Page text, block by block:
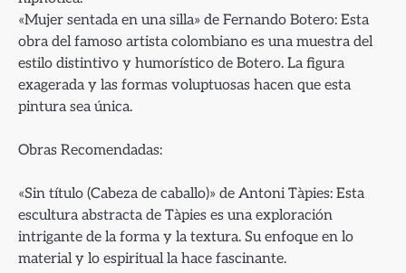
«Mujer sentada en una silla» de Fernando Botero: Esta
obra del famoso artista colombiano es una muestra del
estilo distintivo y humorístico de Botero. La figura
exagerada y las formas voluptuosas hacen que esta
pintura sea única.
Obras Recomendadas:
«Sin título (Cabeza de caballo)» de Antoni Tàpies: Esta
escultura abstracta de Tàpies es una exploración
intrigante de la forma y la textura. Su enfoque en lo
material y lo espiritual la hace fascinante.